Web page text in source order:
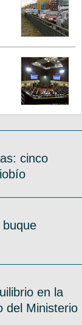
cinco
en la
del Ministerio